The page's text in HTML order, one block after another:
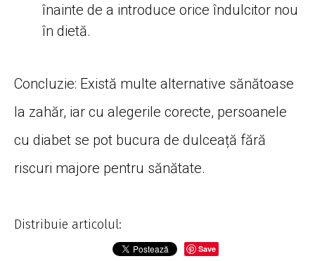
înainte de a introduce orice îndulcitor nou
în dietă.
Concluzie: Există multe alternative sănătoase
la zahăr, iar cu alegerile corecte, persoanele
cu diabet se pot bucura de dulceață fără
riscuri majore pentru sănătate.
Distribuie articolul:
Save